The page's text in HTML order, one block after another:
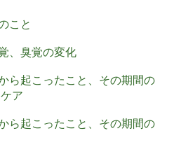
こと
、臭覚の変化
ら起こったこと、その期間の
ア
ら起こったこと、その期間の